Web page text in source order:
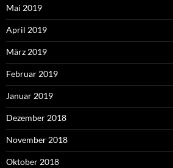
Mai 2019
April 2019
März 2019
Februar 2019
Januar 2019
Dezember 2018
November 2018
Oktober 2018